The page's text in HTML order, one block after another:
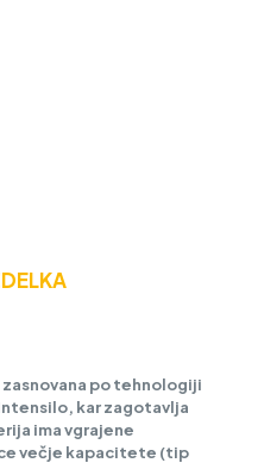
po tehnologiji
kar zagotavlja
ima vgrajene
večje kapacitete (tip